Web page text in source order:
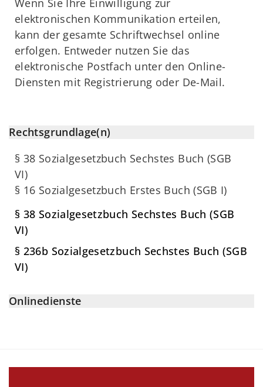
elektronischen Kommunikation erteilen,
kann der gesamte Schriftwechsel online
erfolgen. Entweder nutzen Sie das
elektronische Postfach unter den Online-
Diensten mit Registrierung oder De-Mail.
Rechtsgrundlage(n)
§ 38 Sozialgesetzbuch Sechstes Buch (SGB
VI)
§ 16 Sozialgesetzbuch Erstes Buch (SGB I)
§ 38 Sozialgesetzbuch Sechstes Buch (SGB
VI)
§ 236b Sozialgesetzbuch Sechstes Buch (SGB
VI)
Onlinedienste